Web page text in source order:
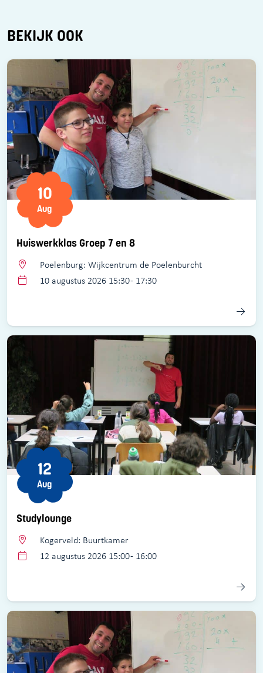
BEKIJK OOK
Huiswerkklas Groep 7 en 8
10
Aug
Poelenburg: Wijkcentrum de Poelenburcht
10 augustus 2026 15:30 - 17:30
Studylounge
12
Aug
Kogerveld: Buurtkamer
12 augustus 2026 15:00 - 16:00